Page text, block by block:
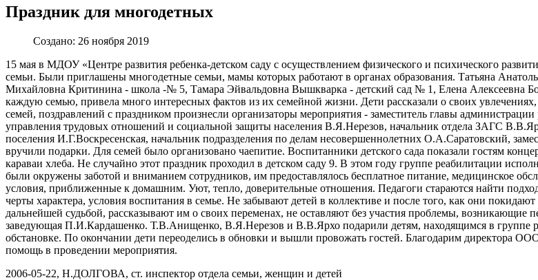
Праздник для многодетных
Создано: 26 ноября 2019
15 мая в МДОУ «Центре развития ребенка-детском саду с осуществлением физического и психического
семьи. Были приглашены многодетные семьи, мамы которых работают в органах образования. Татьяна
Михайловна Критинина - школа -№ 5, Тамара Эйвальдовна Вышкварка - детский сад № 1, Елена Алексеевна
каждую семью, привела много интересных фактов из их семейной жизни. Дети рассказали о своих
семей, поздравлений с праздником произнесли организаторы мероприятия - заместитель главы
управления трудовых отношений и социальной защиты населения В.Я.Нерезов, начальник отдела ЗАГС
поселения И.Г.Воскресенская, начальник подразделения по делам несовершеннолетних О.А.Саратовский,
вручили подарки. Для семей было организовано чаепитие. Воспитанники детского сада показали гостям
караваи хлеба. Не случайно этот праздник проходил в детском саду 9. В этом году группе реабилитации
были окружены заботой и вниманием сотрудников, им предоставлялось бесплатное питание, медицинское
условия, приближенные к домашним. Уют, тепло, доверительные отношения. Педагоги стараются найти
черты характера, условия воспитания в семье. Не забывают детей в коллективе и после того, как они
дальнейшей судьбой, рассказывают им о своих переменах, не оставляют без участия проблемы, возникающие
заведующая П.И.Кардашенко. Т.В.Анищенко, В.Я.Нерезов и В.В.Ярхо подарили детям, находящимся в группе
обстановке. По окончании дети переоделись в обновки и вышли провожать гостей. Благодарим
помощь в проведении мероприятия.
2006-05-22, Н.ДОЛГОВА, ст. инспектор отдела семьи, женщин и детей